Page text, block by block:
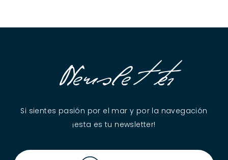
Newsletter
Si sientes pasión por el mar y por la navegación
¡esta es tu newsletter!